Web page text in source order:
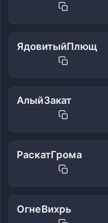
ЯдовитыйПлющ
АлыйЗакат
РаскатГрома
ОгнеВихрь